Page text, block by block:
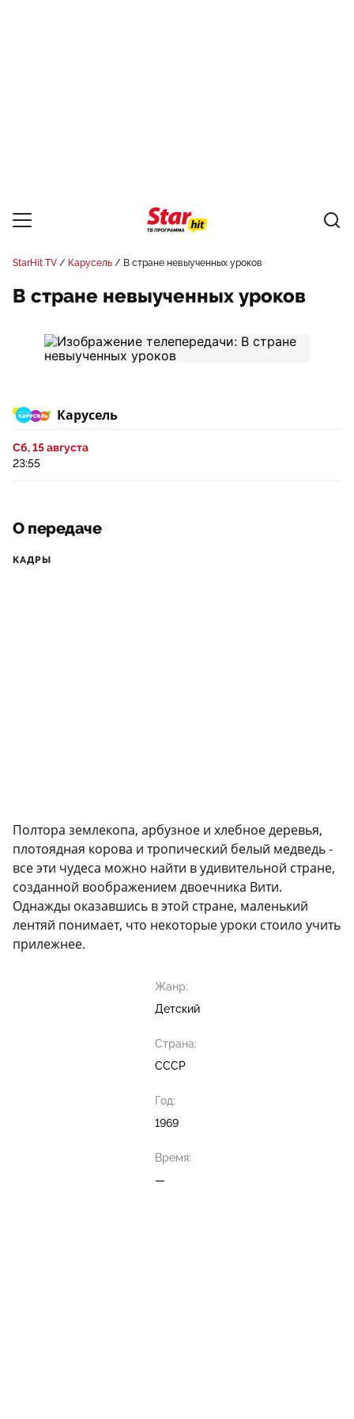
StarHit TV Карусель В стране невыученных уроков
В стране невыученных уроков
Карусель
Сб, 15 августа
23:55
О передаче
КАДРЫ
Полтора землекопа, арбузное и хлебное деревья,
плотоядная корова и тропический белый медведь -
все эти чудеса можно найти в удивительной стране,
созданной воображением двоечника Вити.
Однажды оказавшись в этой стране, маленький
лентяй понимает, что некоторые уроки стоило учить
прилежнее.
Жанр:
Детский
Страна:
СССР
Год:
1969
Время:
—